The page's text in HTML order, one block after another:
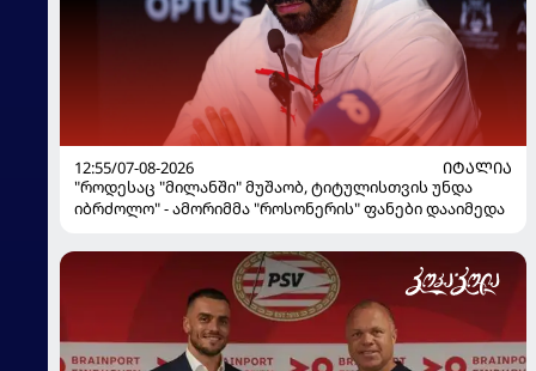
12:55/07-08-2026
ᲘᲢᲐᲚᲘᲐ
"როდესაც "მილანში" მუშაობ, ტიტულისთვის უნდა
იბრძოლო" - ამორიმმა "როსონერის" ფანები დააიმედა